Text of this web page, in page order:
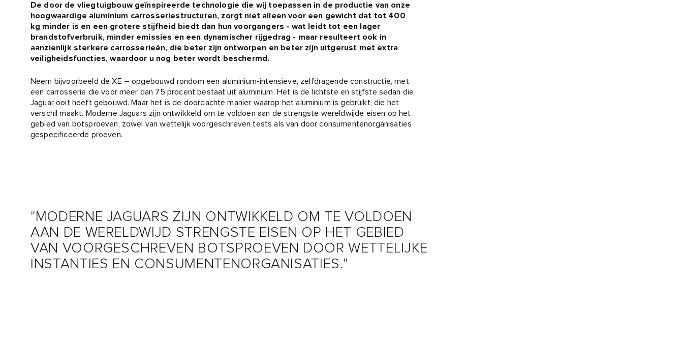
De door de vliegtuigbouw geïnspireerde technologie die wij toepassen in de productie van onze
hoogwaardige aluminium carrosseriestructuren, zorgt niet alleen voor een gewicht dat tot 400
kg minder is en een grotere stijfheid biedt dan hun voorgangers - wat leidt tot een lager
brandstofverbruik, minder emissies en een dynamischer rijgedrag - maar resulteert ook in
aanzienlijk sterkere carrosserieën, die beter zijn ontworpen en beter zijn uitgerust met extra
veiligheidsfuncties, waardoor u nog beter wordt beschermd.
Neem bijvoorbeeld de XE – opgebouwd rondom een aluminium-intensieve, zelfdragende constructie, met
een carrosserie die voor meer dan 75 procent bestaat uit aluminium. Het is de lichtste en stijfste sedan die
Jaguar ooit heeft gebouwd. Maar het is de doordachte manier waarop het aluminium is gebruikt, die het
verschil maakt. Moderne Jaguars zijn ontwikkeld om te voldoen aan de strengste wereldwijde eisen op het
gebied van botsproeven, zowel van wettelijk voorgeschreven tests als van door consumentenorganisaties
gespecificeerde proeven.
"MODERNE JAGUARS ZIJN ONTWIKKELD OM TE VOLDOEN
AAN DE WERELDWIJD STRENGSTE EISEN OP HET GEBIED
VAN VOORGESCHREVEN BOTSPROEVEN DOOR WETTELIJKE
INSTANTIES EN CONSUMENTENORGANISATIES."